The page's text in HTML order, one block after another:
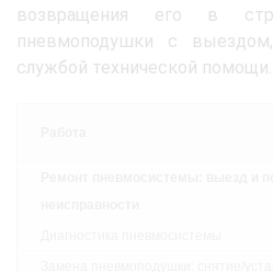
возвращения его в
пневмоподушки с
службой технической помощи.